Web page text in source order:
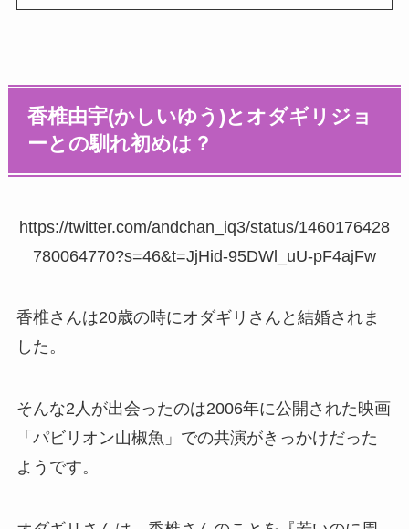
香椎由宇(かしいゆう)とオダギリジョ
ーとの馴れ初めは？
https://twitter.com/andchan_iq3/status/1460176428
780064770?s=46&t=JjHid-95DWl_uU-pF4ajFw
香椎さんは20歳の時にオダギリさんと結婚されま
した。
そんな2人が出会ったのは2006年に公開された映画
「パビリオン山椒魚」での共演がきっかけだった
ようです。